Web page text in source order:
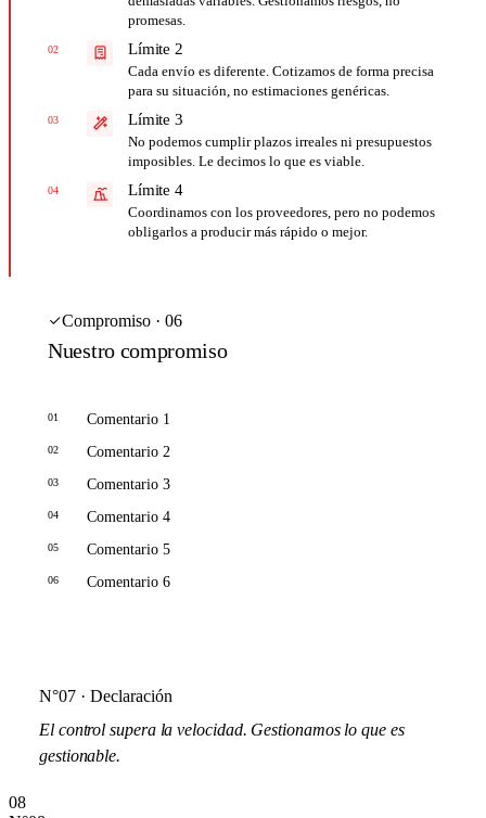
promesas.
02 Límite 2
Cada envío es diferente. Cotizamos de forma precisa
para su situación, no estimaciones genéricas.
03 Límite 3
No podemos cumplir plazos irreales ni presupuestos
imposibles. Le decimos lo que es viable.
04 Límite 4
Coordinamos con los proveedores, pero no podemos
obligarlos a producir más rápido o mejor.
Compromiso · 06
Nuestro compromiso
01 Comentario 1
02 Comentario 2
03 Comentario 3
04 Comentario 4
05 Comentario 5
06 Comentario 6
N°07 · Declaración
El control supera la velocidad. Gestionamos lo que es
gestionable.
08